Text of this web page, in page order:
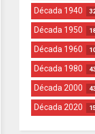
Década 1940
Década 1950
Década 1960
Década 1980
Década 2000
Década 2020